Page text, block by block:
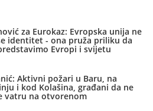
za Eurokaz: Evropska unija ne
identitet - ona pruža priliku da
Evropi i svijetu
Aktivni požari u Baru, na
i kod Kolašina, građani da ne
vatru na otvorenom